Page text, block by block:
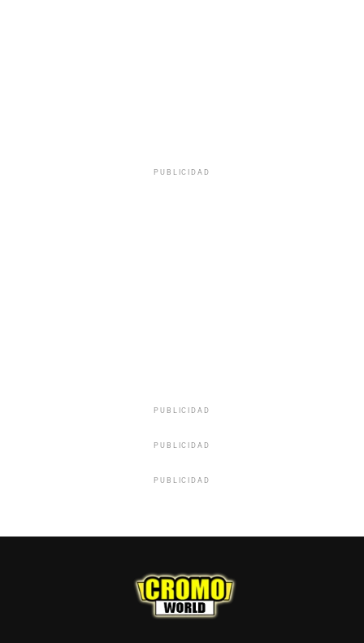
PUBLICIDAD
PUBLICIDAD
PUBLICIDAD
PUBLICIDAD